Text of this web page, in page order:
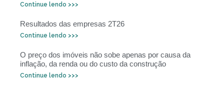
Continue lendo >>>
Resultados das empresas 2T26
Continue lendo >>>
O preço dos imóveis não sobe apenas por causa da
inflação, da renda ou do custo da construção
Continue lendo >>>